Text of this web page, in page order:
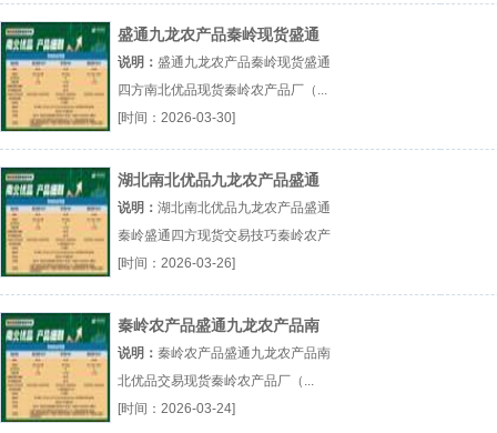
盛通九龙农产品秦岭现货盛通
四方南北优品现货
说明： 盛通九龙农产品秦岭现货盛通
四方南北优品现货秦岭农产品厂（...
『秦岭农产品』
[时间：2026-03-30]
湖北南北优品九龙农产品盛通
秦岭盛通四方现货交易技巧
说明： 湖北南北优品九龙农产品盛通
秦岭盛通四方现货交易技巧秦岭农产
品厂（...『秦岭农产品』
[时间：2026-03-26]
秦岭农产品盛通九龙农产品南
北优品交易现货
说明： 秦岭农产品盛通九龙农产品南
北优品交易现货秦岭农产品厂（...
『秦岭农产品』
[时间：2026-03-24]